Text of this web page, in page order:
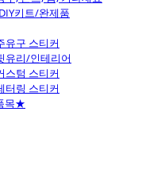
키트/완제품
유구 스티커
유리/인테리어
스텀 스티커
터링 스티커
목★